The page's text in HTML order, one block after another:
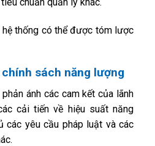
hệ thống có thể được tóm lược
sách năng lượng
ánh các cam kết của lãnh
cải tiến về hiệu suất năng
các yêu cầu pháp luật và các